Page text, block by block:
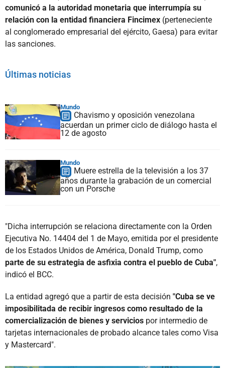
comunicó a la autoridad monetaria que interrumpía su
relación con la entidad financiera Fincimex (perteneciente
al conglomerado empresarial del ejército, Gaesa) para evitar
las sanciones.
Últimas noticias
Mundo
Chavismo y oposición venezolana
acuerdan un primer ciclo de diálogo hasta el
12 de agosto
Mundo
Muere estrella de la televisión a los 37
años durante la grabación de un comercial
con un Porsche
"Dicha interrupción se relaciona directamente con la Orden
Ejecutiva No. 14404 del 1 de Mayo, emitida por el presidente
de los Estados Unidos de América, Donald Trump, como
parte de su estrategia de asfixia contra el pueblo de Cuba",
indicó el BCC.
La entidad agregó que a partir de esta decisión "Cuba se ve
imposibilitada de recibir ingresos como resultado de la
comercialización de bienes y servicios por intermedio de
tarjetas internacionales de probado alcance tales como Visa
y Mastercard".